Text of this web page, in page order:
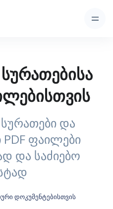
და
ფაილები
და საძიებო
დოკუმენტებისთვის